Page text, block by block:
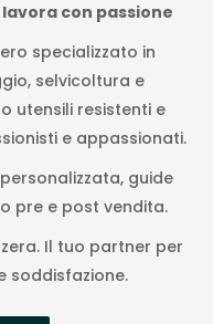
con passione
specializzato in
selvicoltura e
utensili resistenti e
e appassionati.
guide
pre e post vendita.
Il tuo partner per
soddisfazione.